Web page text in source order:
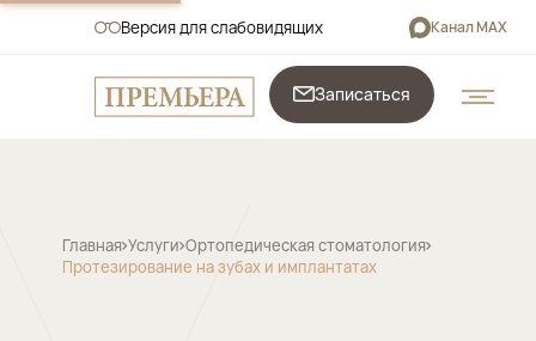
Версия для слабовидящих Канал MAX
Записаться
Главная Услуги Ортопедическая стоматология
Протезирование на зубах и имплантатах